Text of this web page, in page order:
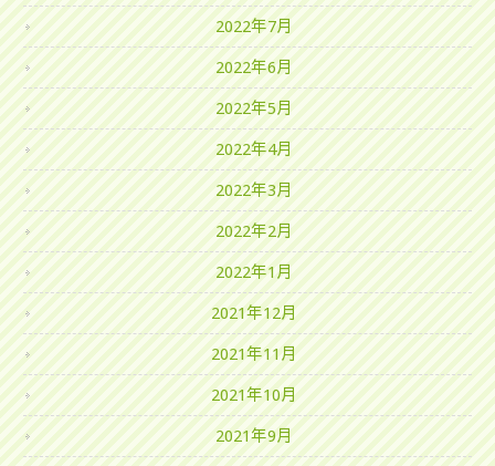
2022年7月
2022年6月
2022年5月
2022年4月
2022年3月
2022年2月
2022年1月
2021年12月
2021年11月
2021年10月
2021年9月